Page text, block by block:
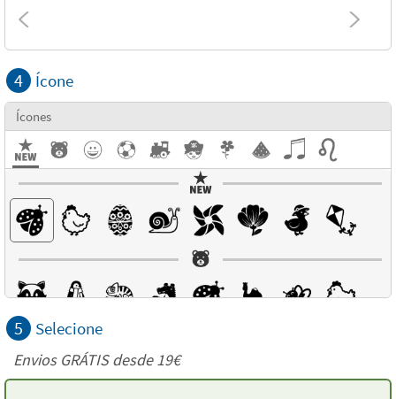
4 Ícone
Ícones
5 Selecione
Envios GRÁTIS desde 19€